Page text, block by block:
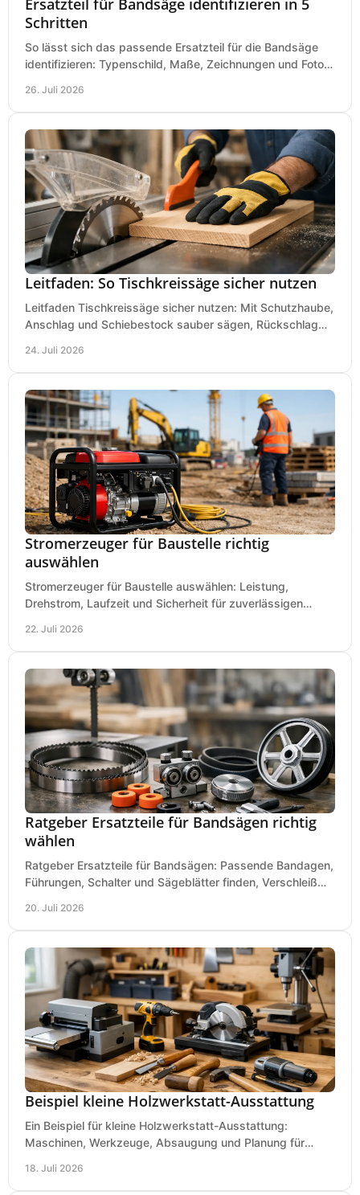
Schritten
So lässt sich das passende Ersatzteil für die Bandsäge
identifizieren: Typenschild, Maße, Zeichnungen und Fotos
26. Juli 2026
Leitfaden: So Tischkreissäge sicher nutzen
Leitfaden Tischkreissäge sicher nutzen: Mit Schutzhaube,
Anschlag und Schiebestock sauber sägen, Rückschlag
24. Juli 2026
Stromerzeuger für Baustelle richtig
auswählen
Stromerzeuger für Baustelle auswählen: Leistung,
Drehstrom, Laufzeit und Sicherheit für zuverlässigen
22. Juli 2026
Ratgeber Ersatzteile für Bandsägen richtig
wählen
Ratgeber Ersatzteile für Bandsägen: Passende Bandagen,
Führungen, Schalter und Sägeblätter finden, Verschleiß
20. Juli 2026
Beispiel kleine Holzwerkstatt-Ausstattung
Ein Beispiel für kleine Holzwerkstatt-Ausstattung:
Maschinen, Werkzeuge, Absaugung und Planung für
18. Juli 2026